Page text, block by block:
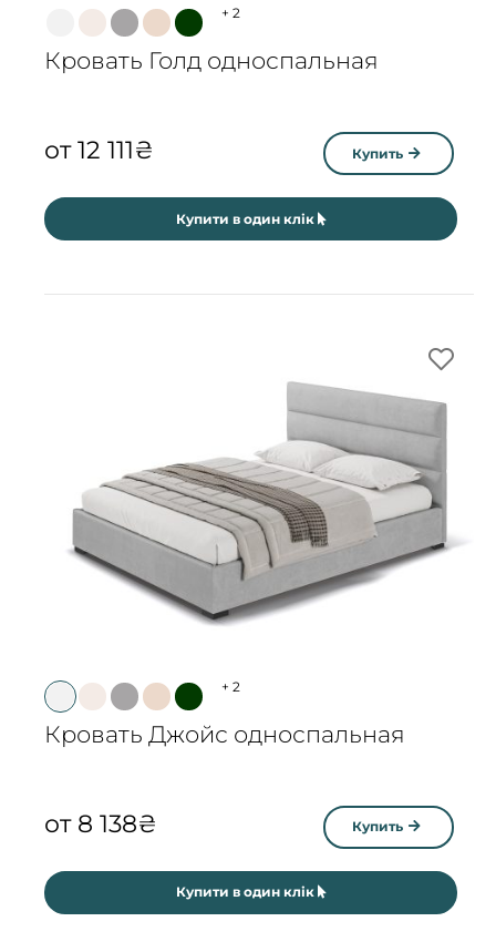
+ 2
Кровать Голд односпальная
от12 111₴ Купить
Купити в один клік
+ 2
Кровать Джойс односпальная
от 8 138₴ Купить
Купити в один клік